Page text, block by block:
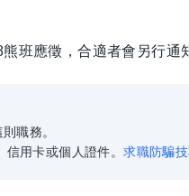
班應徵，合適者會另行通
職務。
信用卡或個人證件。求職防騙